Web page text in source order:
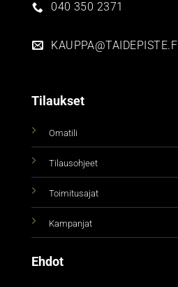
040 350 2371
KAUPPA@TAIDEPISTE.FI
Tilaukset
Omatili
Tilausohjeet
Toimitusajat
Kampanjat
Ehdot